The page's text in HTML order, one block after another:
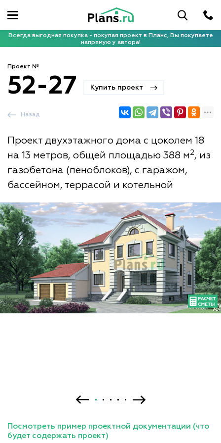
Всегда выгодная покупка - покупая проект в Планс, Вы покупаете
напрямую у автора!
Проект №
52-27 Купить проект
Проект двухэтажного дома с цоколем 18
на 13 метров, общей площадью 388 м2, из
газобетона (пеноблоков), с гаражом,
бассейном, террасой и котельной
Назад
Посмотреть пример проектной документации (что
будет содержать проект)